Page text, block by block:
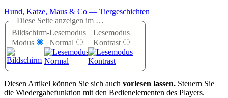
Hund, Katze, Maus & Co — Tiergeschichten
Diese Seite anzeigen im …
Bildschirm-
Modus
Lesemodus
Normal
Lesemodus
Kontrast
Diesen Artikel können Sie sich auch vorlesen lassen. Steuern Sie
die Wiedergabefunktion mit den Bedienelementen des Players.